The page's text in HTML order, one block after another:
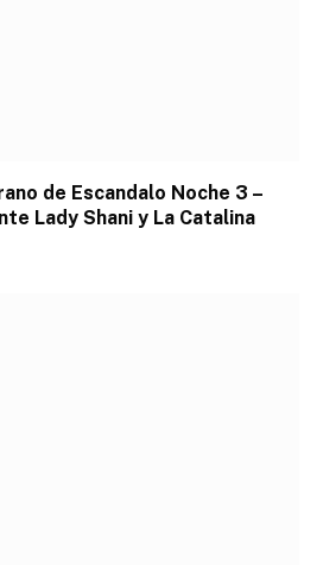
de Escandalo Noche 3 –
Lady Shani y La Catalina